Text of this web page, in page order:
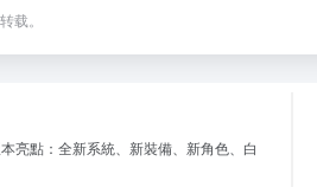
载。
亮點：全新系統、新裝備、新角色、白